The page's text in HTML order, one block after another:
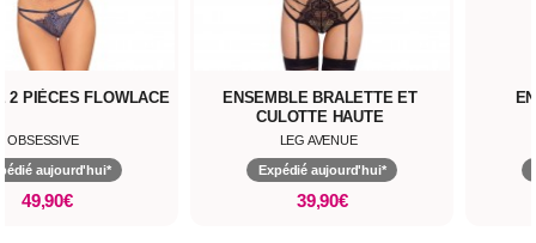
2 PIÈCES FLOWLACE
OBSESSIVE
aujourd'hui*
49,90€
ENSEMBLE BRALETTE ET
CULOTTE HAUTE
LEG AVENUE
Expédié aujourd'hui*
39,90€